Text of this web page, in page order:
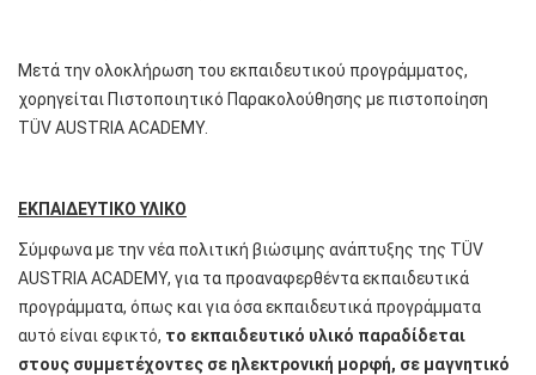
Μετά την ολοκλήρωση του εκπαιδευτικού προγράμματος,
χορηγείται Πιστοποιητικό Παρακολούθησης με πιστοποίηση
TÜV AUSTRIA ACADEMY.
ΕΚΠΑΙΔΕΥΤΙΚΟ ΥΛΙΚΟ
Σύμφωνα με την νέα πολιτική βιώσιμης ανάπτυξης της TÜV
AUSTRIA ACADEMY, για τα προαναφερθέντα εκπαιδευτικά
προγράμματα, όπως και για όσα εκπαιδευτικά προγράμματα
αυτό είναι εφικτό, το εκπαιδευτικό υλικό παραδίδεται
στους συμμετέχοντες σε ηλεκτρονική μορφή, σε μαγνητικό